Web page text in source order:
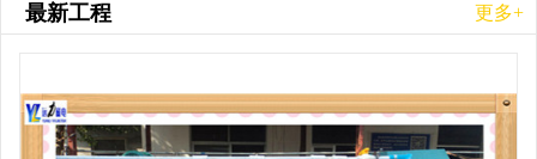
最新工程 更多+